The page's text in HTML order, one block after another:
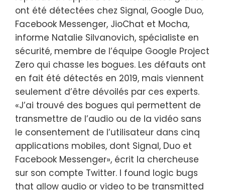
ont été détectées chez Signal, Google Duo,
Facebook Messenger, JioChat et Mocha,
informe Natalie Silvanovich, spécialiste en
sécurité, membre de l’équipe Google Project
Zero qui chasse les bogues. Les défauts ont
en fait été détectés en 2019, mais viennent
seulement d’être dévoilés par ces experts.
«J’ai trouvé des bogues qui permettent de
transmettre de l’audio ou de la vidéo sans
le consentement de l’utilisateur dans cinq
applications mobiles, dont Signal, Duo et
Facebook Messenger», écrit la chercheuse
sur son compte Twitter. I found logic bugs
that allow audio or video to be transmitted